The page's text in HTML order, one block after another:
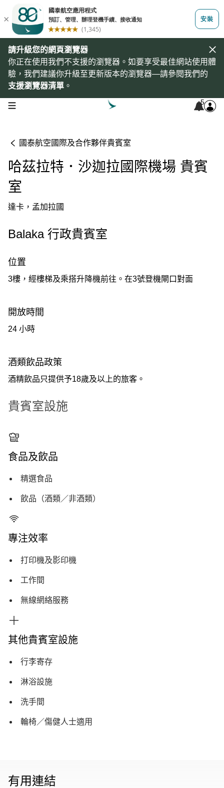
請升級您的網頁瀏覽器
你正在使用我們不支援的瀏覽器。如要享受最佳網站使用體
驗，我們建議你升級至更新版本的瀏覽器—請參閱我們的
支援瀏覽器清單 。
open navigation menu 5
國泰航空國際及合作夥伴貴賓室
哈茲拉特．沙迦拉國際機場 貴賓
室
達卡，孟加拉國
Balaka 行政貴賓室
位置
3樓，經樓梯及乘搭升降機前往。在3號登機閘口對面
開放時間
24 小時
酒類飲品政策
酒精飲品只提供予18歲及以上的旅客。
貴賓室設施
食品及飲品
精選食品
飲品（酒類／非酒類）
專注效率
打印機及影印機
工作間
無線網絡服務
其他貴賓室設施
行李寄存
淋浴設施
洗手間
輪椅／傷健人士適用
有用連結